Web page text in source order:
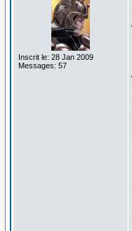
Inscrit le: 28 Jan 2009
Messages: 57